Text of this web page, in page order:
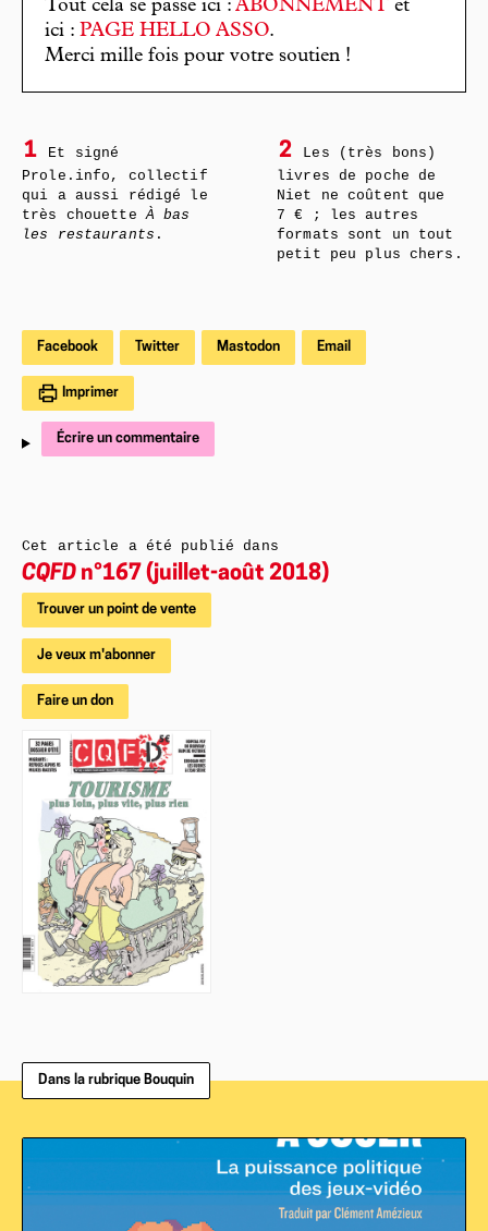
Tout cela se passe ici : ABONNEMENT et
ici : PAGE HELLO ASSO.
Merci mille fois pour votre soutien !
1
Et signé
Prole.info, collectif
qui a aussi rédigé le
très chouetteÀ bas
les restaurants .
2
Les (très bons)
livres de poche de
Niet ne coûtent que
7 € ; les autres
formats sont un tout
petit peu plus chers.
Facebook Twitter Mastodon Email
Imprimer
Écrire un commentaire
Cet article a été publié dans
CQFD n°167 (juillet-août 2018)
Trouver un point de vente
Je veux m'abonner
Faire un don
Dans la rubrique Bouquin